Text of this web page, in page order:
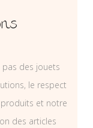
des jouets
le respect
et notre
des articles